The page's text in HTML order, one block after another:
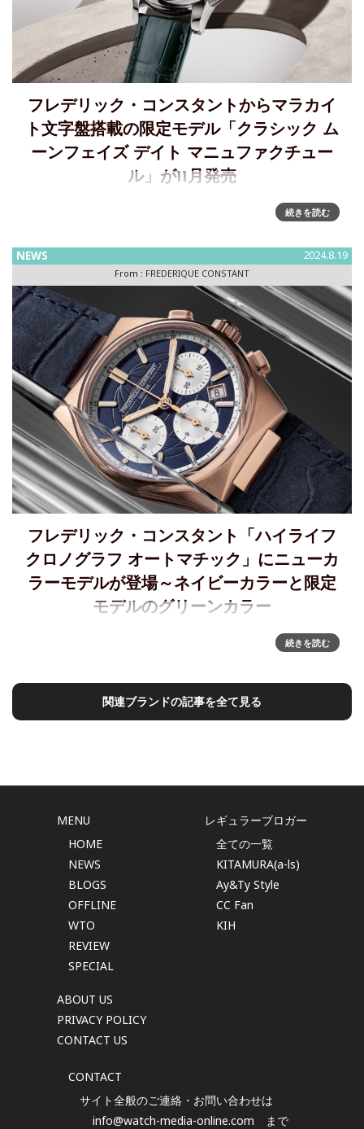
フレデリック・コンスタントからマラカイ
ト文字盤搭載の限定モデル「クラシック ム
ーンフェイズ デイト マニュファクチュー
ル」が11月発売
「クラシック ムーンフェイズ デイト マニュファクチュー
ル」ホワイトゴールド製ケースにマラカイトダイヤルを合わ
続きを読む
NEWS 2024.8.19
From : FREDERIQUE CONSTANT
フレデリック・コンスタント「ハイライフ
クロノグラフ オートマチック」にニューカ
ラーモデルが登場～ネイビーカラーと限定
モデルのグリーンカラー
「ハイライフ クロノグラフ オートマチック」にニューカラー
モデル登場スポーティーでスタイリッシュなハイライフコレ
た。高度な仕上げと高品質を誇る、ラ・ジュー・ペレ社のク
ロノグラフキ
続きを読む
関連ブランドの記事を全て見る
MENU
HOME
NEWS
BLOGS
OFFLINE
WTO
REVIEW
SPECIAL
ABOUT US
PRIVACY POLICY
CONTACT US
レギュラーブロガー
全ての一覧
KITAMURA(a-ls)
Ay&Ty Style
CC Fan
KIH
CONTACT
サイト全般のご連絡・お問い合わせは
info@watch-media-online.com まで